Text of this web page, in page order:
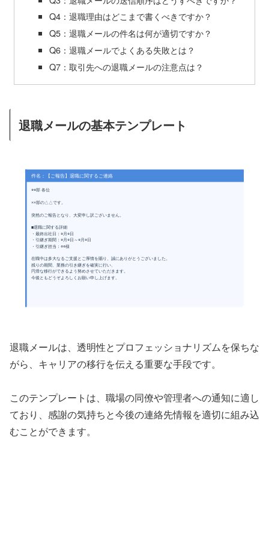
Q4：退職理由はどこまで書くべきですか？
Q5：退職メールの件名は何が適切ですか？
Q6：退職メールでよくある失敗とは？
Q7：取引先への退職メールの注意点は？
退職メールの基本テンプレート
件名：【ご報告】退職に関するご連絡
○○部 各位
××部の△△です。
突然のご報告となり、大変申し訳ございません。
■退職に関する詳細
・最終出社日：○月○日
・引継ぎ期間：○月○日～○月○日
・引継ぎ担当：○○様
在職中は多大なるご支援とご厚情を賜り、誠にありがとうございました。
残りの期間、業務の引き継ぎを確実に行い、
円滑な移行ができるよう努めさせていただきます。
今後ともどうぞよろしくお願い申し上げます。
退職メールは、透明性とプロフェッショナリズムを保ちな
がら、キャリアの移行を伝える重要な手段です。
このテンプレートは、職場の同僚や管理者への通知に適し
ており、感謝の気持ちと今後の連絡先情報を適切に組み込
むことができます。